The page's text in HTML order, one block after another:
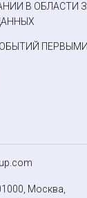
В ОБЛАСТИ
ПЕРВЫМИ
Москва,